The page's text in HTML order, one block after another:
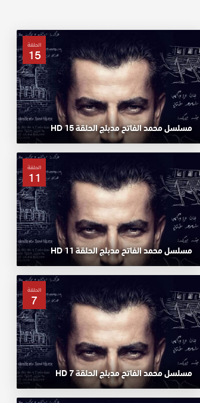
الحلقة
15
مسلسل محمد الفاتح مدبلج الحلقة 15 HD
الحلقة
11
مسلسل محمد الفاتح مدبلج الحلقة 11 HD
الحلقة
7
مسلسل محمد الفاتح مدبلج الحلقة 7 HD